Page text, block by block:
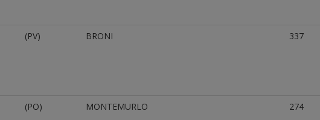
(PV) BRONI 337
(PO) MONTEMURLO 274